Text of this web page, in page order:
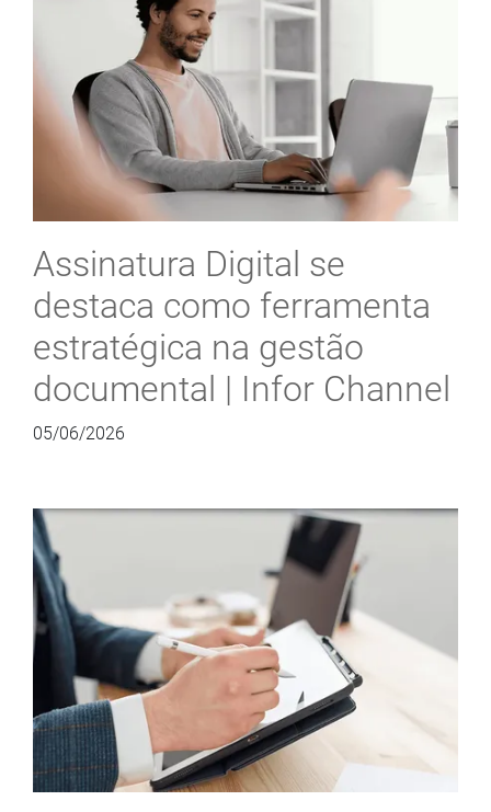
Assinatura Digital se
destaca como ferramenta
estratégica na gestão
documental | Infor Channel
05/06/2026